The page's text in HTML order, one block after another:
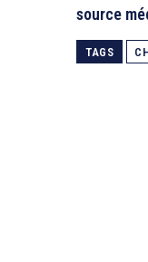
source
TAGS